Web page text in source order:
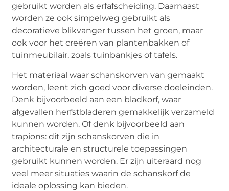
gebruikt worden als erfafscheiding. Daarnaast
worden ze ook simpelweg gebruikt als
decoratieve blikvanger tussen het groen, maar
ook voor het creëren van plantenbakken of
tuinmeubilair, zoals tuinbankjes of tafels.
Het materiaal waar schanskorven van gemaakt
worden, leent zich goed voor diverse doeleinden.
Denk bijvoorbeeld aan een bladkorf, waar
afgevallen herfstbladeren gemakkelijk verzameld
kunnen worden. Of denk bijvoorbeeld aan
trapions: dit zijn schanskorven die in
architecturale en structurele toepassingen
gebruikt kunnen worden. Er zijn uiteraard nog
veel meer situaties waarin de schanskorf de
ideale oplossing kan bieden.